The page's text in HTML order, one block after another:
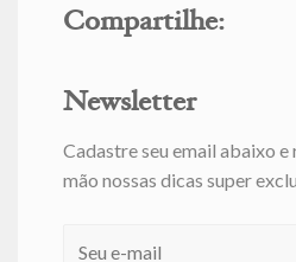
Compartilhe:
Newsletter
Cadastre seu email abaixo
mão nossas dicas super